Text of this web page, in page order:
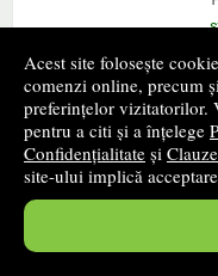
Acest site folosește
comenzi online, precum
preferințelor vizitatorilor.
pentru a citi și a înțelege
Confidențialitate și
site-ului implică
➤
Petrisor Geavlete -
urinar